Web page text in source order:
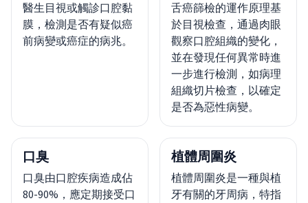
醫生目視或觸診口腔黏
膜，檢測是否有疑似癌
前病變或癌症的病兆。
舌癌篩檢的運作原理基
於目視檢查，通過肉眼
觀察口腔組織的變化，
並在發現任何異常時進
一步進行檢測，如病理
組織切片檢查，以確定
是否為惡性病變。
口臭
口臭由口腔疾病造成佔
80-90%，應定期接受口
植體周圍炎
植體周圍炎是一種與植
牙有關的牙周病，特指